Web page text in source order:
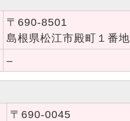
〒690-8501
島根県松江市殿町１番地
–
〒690-0045